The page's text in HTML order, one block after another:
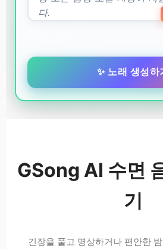
✨ 노래 생성하
GSong AI 수면
기
긴장을 풀고 명상하거나 편안한